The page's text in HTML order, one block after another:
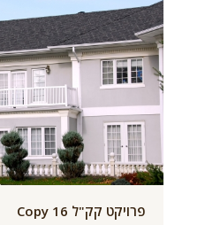
פרויקט קק"ל 16 Copy